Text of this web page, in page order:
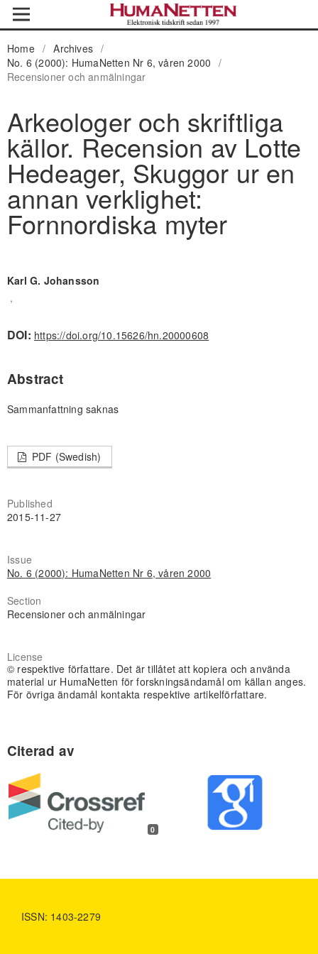
Home / Archives /
No. 6 (2000): HumaNetten Nr 6, våren 2000
/
Recensioner och anmälningar
Arkeologer och skriftliga
källor. Recension av Lotte
Hedeager, Skuggor ur en
annan verklighet:
Fornnordiska myter
Karl G. Johansson
,
DOI: https://doi.org/10.15626/hn.20000608
Abstract
Sammanfattning saknas
PDF (Swedish)
Published
2015-11-27
Issue
No. 6 (2000): HumaNetten Nr 6, våren 2000
Section
Recensioner och anmälningar
License
© respektive författare. Det är tillåtet att kopiera och använda
material ur HumaNetten för forskningsändamål om källan anges.
För övriga ändamål kontakta respektive artikelförfattare.
0
ISSN: 1403-2279